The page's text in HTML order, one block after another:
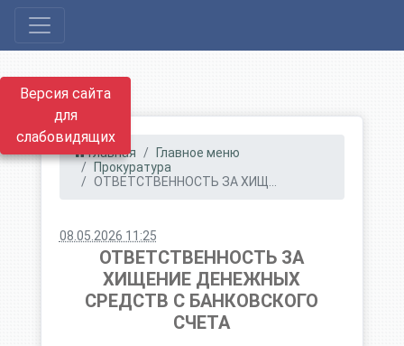
Версия сайта
для
слабовидящих
Главная
Главное меню
Прокуратура
ОТВЕТСТВЕННОСТЬ ЗА ХИЩ...
08.05.2026 11:25
ОТВЕТСТВЕННОСТЬ ЗА
ХИЩЕНИЕ ДЕНЕЖНЫХ
СРЕДСТВ С БАНКОВСКОГО
СЧЕТА